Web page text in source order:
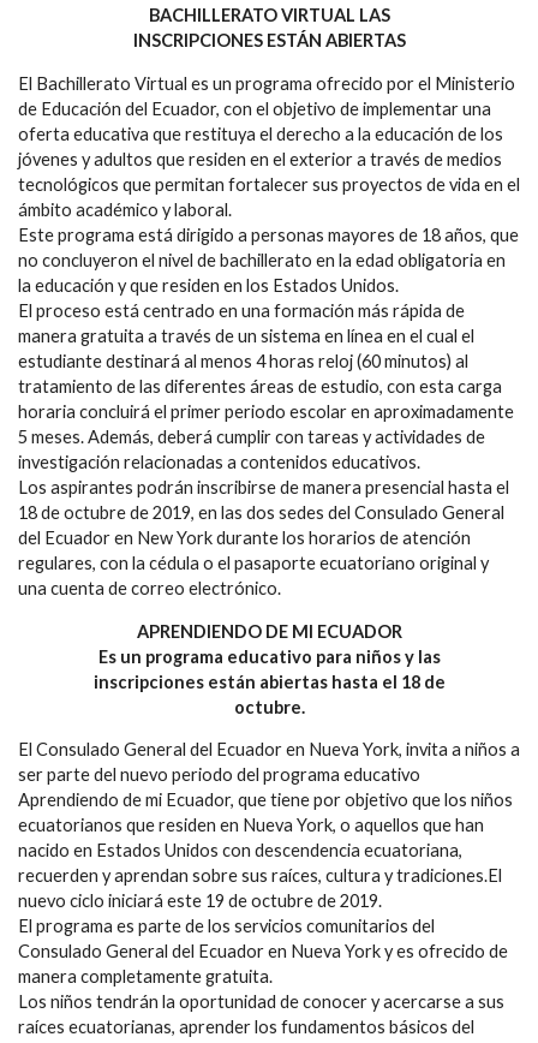
BACHILLERATO VIRTUAL LAS
INSCRIPCIONES ESTÁN ABIERTAS
El Bachillerato Virtual es un programa ofrecido por el Ministerio
de Educación del Ecuador, con el objetivo de implementar una
oferta educativa que restituya el derecho a la educación de los
jóvenes y adultos que residen en el exterior a través de medios
tecnológicos que permitan fortalecer sus proyectos de vida en el
ámbito académico y laboral.
Este programa está dirigido a personas mayores de 18 años, que
no concluyeron el nivel de bachillerato en la edad obligatoria en
la educación y que residen en los Estados Unidos.
El proceso está centrado en una formación más rápida de
manera gratuita a través de un sistema en línea en el cual el
estudiante destinará al menos 4 horas reloj (60 minutos) al
tratamiento de las diferentes áreas de estudio, con esta carga
horaria concluirá el primer periodo escolar en aproximadamente
5 meses. Además, deberá cumplir con tareas y actividades de
investigación relacionadas a contenidos educativos.
Los aspirantes podrán inscribirse de manera presencial hasta el
18 de octubre de 2019, en las dos sedes del Consulado General
del Ecuador en New York durante los horarios de atención
regulares, con la cédula o el pasaporte ecuatoriano original y
una cuenta de correo electrónico.
APRENDIENDO DE MI ECUADOR
Es un programa educativo para niños y las
inscripciones están abiertas hasta el 18 de
octubre.
El Consulado General del Ecuador en Nueva York, invita a niños a
ser parte del nuevo periodo del programa educativo
Aprendiendo de mi Ecuador, que tiene por objetivo que los niños
ecuatorianos que residen en Nueva York, o aquellos que han
nacido en Estados Unidos con descendencia ecuatoriana,
recuerden y aprendan sobre sus raíces, cultura y tradiciones.El
nuevo ciclo iniciará este 19 de octubre de 2019.
El programa es parte de los servicios comunitarios del
Consulado General del Ecuador en Nueva York y es ofrecido de
manera completamente gratuita.
Los niños tendrán la oportunidad de conocer y acercarse a sus
raíces ecuatorianas, aprender los fundamentos básicos del